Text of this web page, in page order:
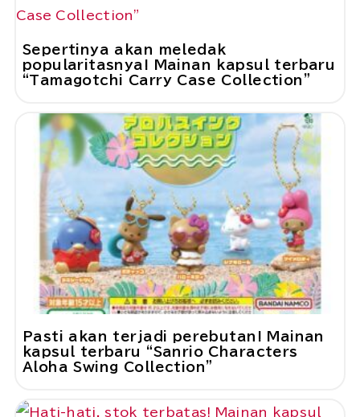
Sepertinya akan meledak
popularitasnya! Mainan kapsul terbaru
“Tamagotchi Carry Case Collection”
Pasti akan terjadi perebutan! Mainan
kapsul terbaru “Sanrio Characters
Aloha Swing Collection”